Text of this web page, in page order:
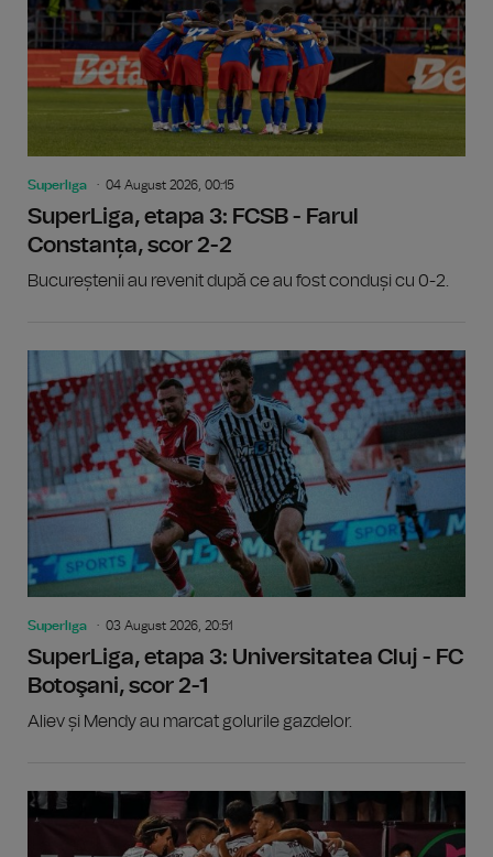
Superliga 04 August 2026, 00:15
SuperLiga, etapa 3: FCSB - Farul
Constanța, scor 2-2
Bucureștenii au revenit după ce au fost conduși cu 0-2.
Superliga 03 August 2026, 20:51
SuperLiga, etapa 3: Universitatea Cluj - FC
Botoşani, scor 2-1
Aliev și Mendy au marcat golurile gazdelor.